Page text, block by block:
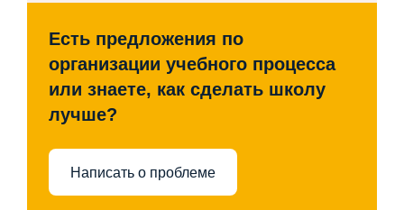
Есть предложения по
организации учебного процесса
или знаете, как сделать школу
лучше?
Написать о проблеме